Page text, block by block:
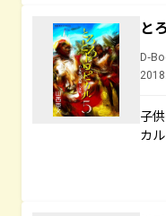
と
D-
子
カ